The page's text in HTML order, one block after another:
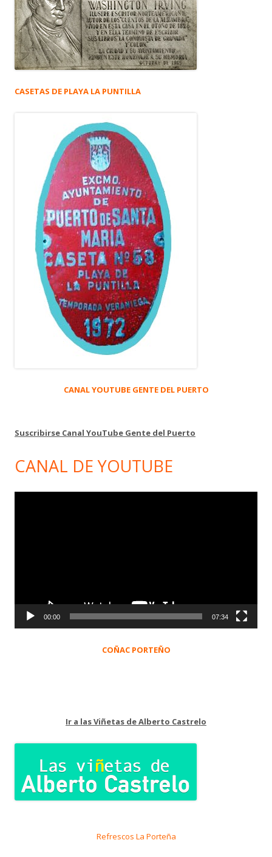
CASETAS DE PLAYA LA PUNTILLA
CANAL YOUTUBE GENTE DEL PUERTO
Suscribirse Canal YouTube Gente del Puerto
CANAL DE YOUTUBE
00:00 07:34
COÑAC PORTEÑO
Ir a las Viñetas de Alberto Castrelo
Refrescos La Porteña